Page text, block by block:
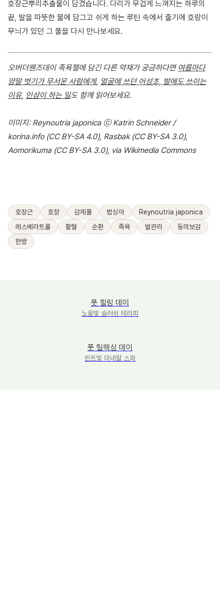
호장근뿌리추출물이 담겼습니다. 다리가 무겁게 느껴지는 하루의
끝, 발을 따뜻한 물에 담그고 쉬게 하는 루틴 속에서 줄기에 호랑이
무늬가 있던 그 풀을 다시 만나보세요.
오버더웬즈데이 족욕젤에 담긴 다른 약재가 궁금하다면 여름마다
양말 벗기가 무서운 사람에게, 얼굴에 쓰던 어성초, 발에도 쓰이는
이유, 인삼이 하는 일도 함께 읽어보세요.
이미지: Reynoutria japonica ⓒ Katrin Schneider /
korina.info (CC BY-SA 4.0), Rasbak (CC BY-SA 3.0),
Aomorikuma (CC BY-SA 3.0), via Wikimedia Commons
호장근 호장 감제풀 범싱아
Reynoutria japonica
레스베라트롤
활혈 순환 족욕 발관리
동의보감
한방
풋 힐링 데이
노을빛 슬러쉬 테라피
풋 릴렉싱 데이
민트빛 미네랄 스파